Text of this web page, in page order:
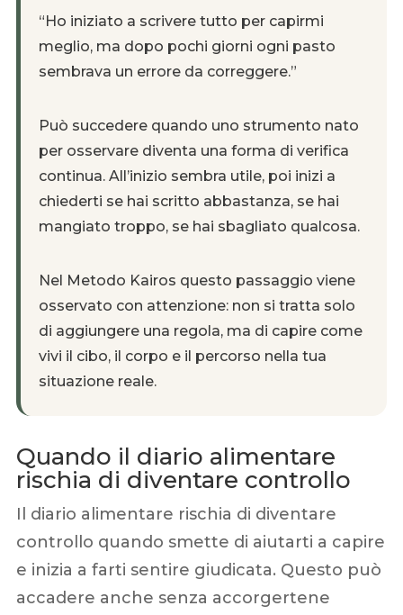
“Ho iniziato a scrivere tutto per capirmi
meglio, ma dopo pochi giorni ogni pasto
sembrava un errore da correggere.”
Può succedere quando uno strumento nato
per osservare diventa una forma di verifica
continua. All’inizio sembra utile, poi inizi a
chiederti se hai scritto abbastanza, se hai
mangiato troppo, se hai sbagliato qualcosa.
Nel Metodo Kairos questo passaggio viene
osservato con attenzione: non si tratta solo
di aggiungere una regola, ma di capire come
vivi il cibo, il corpo e il percorso nella tua
situazione reale.
Quando il diario alimentare
rischia di diventare controllo
Il diario alimentare rischia di diventare
controllo quando smette di aiutarti a capire
e inizia a farti sentire giudicata. Questo può
accadere anche senza accorgertene